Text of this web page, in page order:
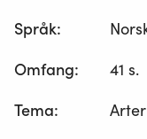
Språk:
Omfang:
41 s.
Tema: